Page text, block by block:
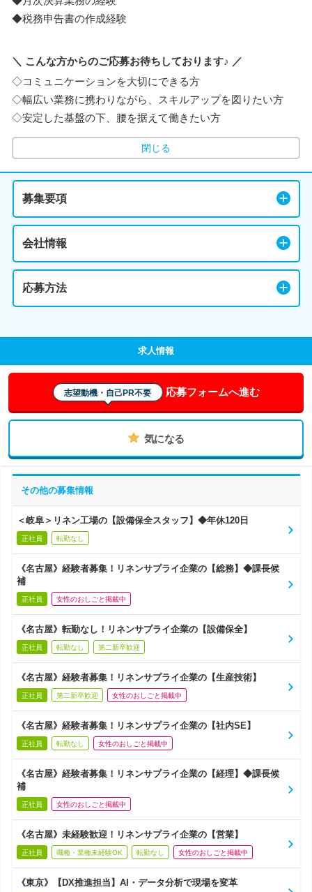
◆税務申告書の作成経験
＼ こんな方からのご応募お待ちしております♪ ／
◇コミュニケーションを大切にできる方
◇幅広い業務に携わりながら、スキルアップを図りたい方
◇安定した基盤の下、腰を据えて働きたい方
閉じる
募集要項
会社情報
応募方法
求人情報
志望動機・自己PR不要 応募フォームへ進む
気になる
その他の募集情報
＜岐阜＞リネン工場の【設備保全スタッフ】◆年休120日
正社員 転勤なし
《名古屋》経験者募集！リネンサプライ企業の【総務】◆課長候
補
正社員 女性のおしごと掲載中
《名古屋》転勤なし！リネンサプライ企業の【設備保全】
正社員 転勤なし 第二新卒歓迎
《名古屋》経験者募集！リネンサプライ企業の【生産技術】
正社員 第二新卒歓迎 女性のおしごと掲載中
《名古屋》経験者募集！リネンサプライ企業の【社内SE】
正社員 転勤なし 女性のおしごと掲載中
《名古屋》経験者募集！リネンサプライ企業の【経理】◆課長候
補
正社員 女性のおしごと掲載中
《名古屋》未経験歓迎！リネンサプライ企業の【営業】
正社員 職種・業種未経験OK 転勤なし 女性のおしごと掲載中
《東京》【DX推進担当】AI・データ分析で現場を変革